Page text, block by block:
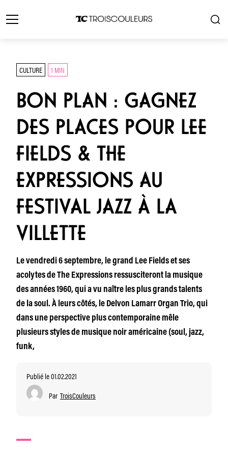
CULTURE 1 MIN
BON PLAN : GAGNEZ
DES PLACES POUR LEE
FIELDS & THE
EXPRESSIONS AU
FESTIVAL JAZZ À LA
VILLETTE
Le vendredi 6 septembre, le grand Lee Fields et ses
acolytes de The Expressions ressusciteront la musique
des années 1960, qui a vu naître les plus grands talents
de la soul. À leurs côtés, le Delvon Lamarr Organ Trio, qui
dans une perspective plus contemporaine mêle
plusieurs styles de musique noir américaine (soul, jazz,
funk,
Publié le 01.02.2021
Par TroisCouleurs